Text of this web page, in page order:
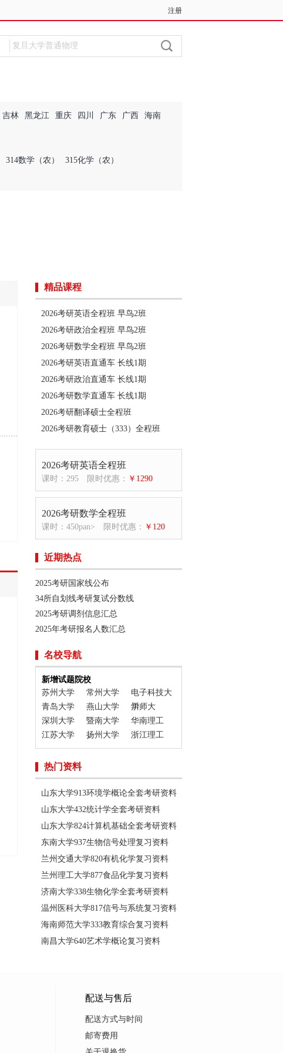
注册
吉林 黑龙江 重庆 四川 广东 广西
海南
314数学（农）
315化学（农）
精品课程
2026考研英语全程班 早鸟2班
2026考研政治全程班 早鸟2班
2026考研数学全程班 早鸟2班
2026考研英语直通车 长线1期
2026考研政治直通车 长线1期
2026考研数学直通车 长线1期
2026考研翻译硕士全程班
2026考研教育硕士（333）全程班
2026考研英语全程班
课时：295 限时优惠： ￥1290
2026考研数学全程班
课时：450pan> 限时优惠： ￥120
近期热点
2025考研国家线公布
34所自划线考研复试分数线
2025考研调剂信息汇总
2025年考研报名人数汇总
名校导航
新增试题院校
苏州大学
常州大学
电子科技大
学
青岛大学 燕山大学
川师大
深圳大学
暨南大学
华南理工
江苏大学
扬州大学 浙江理工
热门资料
山东大学913环境学概论全套考研资料
山东大学432统计学全套考研资料
山东大学824计算机基础全套考研资料
东南大学937生物信号处理复习资料
兰州交通大学820有机化学复习资料
兰州理工大学877食品化学复习资料
济南大学338生物化学全套考研资料
温州医科大学817信号与系统复习资料
海南师范大学333教育综合复习资料
南昌大学640艺术学概论复习资料
配送与售后
配送方式与时间
邮寄费用